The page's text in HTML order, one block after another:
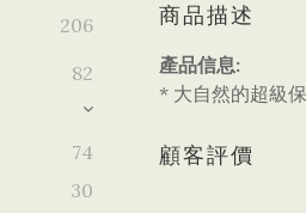
206
82
74
30
商品描述
產品信息:
* 大自然的超級
顧客評價